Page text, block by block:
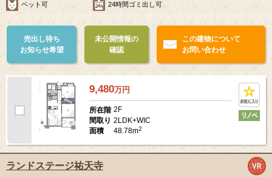
ペット可 24時間ゴミ出し可
売出し待ち
お知らせ希望
未公開情報の
確認
この建物について
お問い合わせ
9,480万円
所在階 2F
間取り 2LDK+WIC
面積
48.78m2
ランドステージ祐天寺